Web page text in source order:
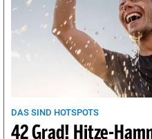
DAS SIND HOTSPOTS
42 Grad! Hitze-